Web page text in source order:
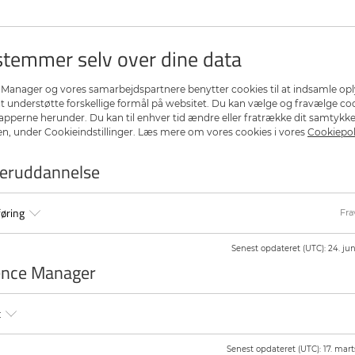
relation til patienterne, som
og behandling.
rolle i formidling af
sygdommen funktionel
det til patienterne.
understøtte dit arbejde med
nye redskabssamling til
teoretiske oplæg,
over forud for kurset:
af mange, diffuse symptomer.
hjem fra dette kursus?
Tilmeldingsfrist
Hvis kurset er fuldtegnet, er det
gøres på tilmeldingssiden)
Kurset er godkendt til:
Der kan herudover søges tilskud
Tilskuddet trækkes fra klinikkens
Her findes information om
Se spørgsmål og svar om
selv over dine data
og vores samarbejdspartnere benytter cookies til at indsamle
understøtte forskellige formål på websitet. Du kan vælge og fravælge
herunder. Du kan til enhver tid ændre eller fratrække dit
under Cookieindstillinger. Læs mere om vores cookies i vores
Senest opdateret (UTC): 24.
Manager
Senest opdateret (UTC): 17.